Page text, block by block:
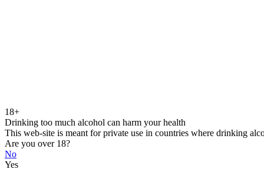
18+
Drinking too much alcohol can harm your health
This web-site is meant for private use in countries where drinking
Are you over 18?
No
Yes